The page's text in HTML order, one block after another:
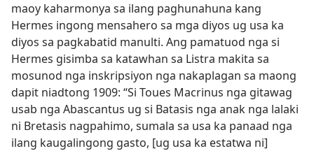
maoy kaharmonya sa ilang paghunahuna kang
Hermes ingong mensahero sa mga diyos ug usa ka
diyos sa pagkabatid manulti. Ang pamatuod nga si
Hermes gisimba sa katawhan sa Listra makita sa
mosunod nga inskripsiyon nga nakaplagan sa maong
dapit niadtong 1909: “Si Toues Macrinus nga gitawag
usab nga Abascantus ug si Batasis nga anak nga lalaki
ni Bretasis nagpahimo, sumala sa usa ka panaad nga
ilang kaugalingong gasto, [ug usa ka estatwa ni]